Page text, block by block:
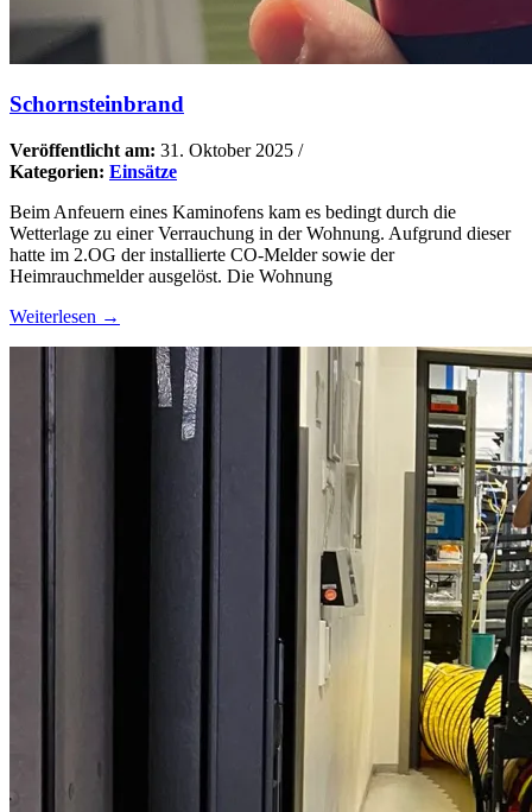
Schornsteinbrand
Veröffentlicht am: 31. Oktober 2025 /
Kategorien: Einsätze
Beim Anfeuern eines Kaminofens kam es bedingt durch die
Wetterlage zu einer Verrauchung in der Wohnung. Aufgrund dieser
hatte im 2.OG der installierte CO-Melder sowie der
Heimrauchmelder ausgelöst. Die Wohnung
Weiterlesen →